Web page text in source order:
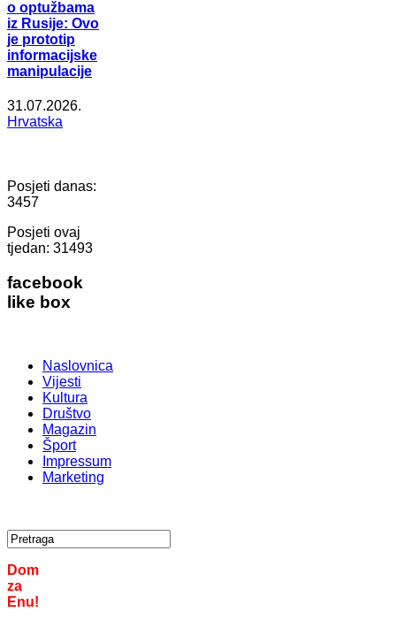
o optužbama
iz Rusije: Ovo
je prototip
informacijske
manipulacije
31.07.2026.
Hrvatska
Posjeti danas:
3457
Posjeti ovaj
tjedan: 31493
facebook
like box
Naslovnica
Vijesti
Kultura
Društvo
Magazin
Šport
Impressum
Marketing
Dom
za
Enu!